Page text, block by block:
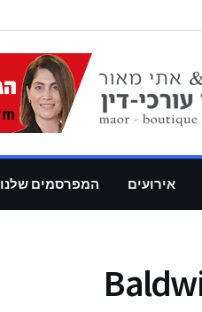
אירועים המפרסמים שלנו